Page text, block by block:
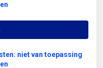
niet van toepassing